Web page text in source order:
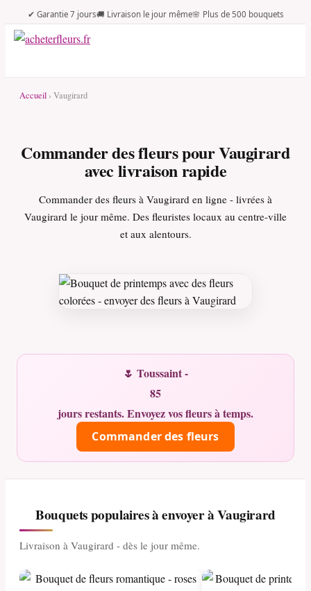
✔ Garantie 7 jours🚚 Livraison le jour même🌸 Plus de 500 bouquets
Accueil › Vaugirard
Commander des fleurs pour Vaugirard
avec livraison rapide
Commander des fleurs à Vaugirard en ligne - livrées à
Vaugirard le jour même. Des fleuristes locaux au centre-ville
et aux alentours.
🌷 Toussaint -
85
jours restants. Envoyez vos fleurs à temps.
Commander des fleurs
Bouquets populaires à envoyer à Vaugirard
Livraison à Vaugirard - dès le jour même.